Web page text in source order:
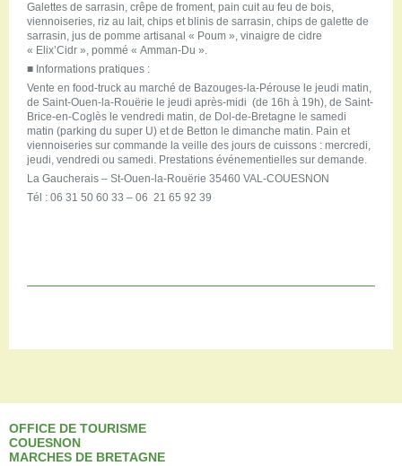
Documents à télécharger
Tourisme accessible
Venir en groupe
Espace Pro
Galettes de sarrasin, crêpe de froment, pain cuit au feu de bois,
viennoiseries, riz au lait, chips et blinis de sarrasin, chips de galette de
sarrasin, jus de pomme artisanal « Poum », vinaigre de cidre
« Elix’Cidr », pommé « Amman-Du ».
■ Informations pratiques :
Vente en food-truck au marché de Bazouges-la-Pérouse le jeudi matin,
de Saint-Ouen-la-Rouërie le jeudi après-midi (de 16h à 19h), de Saint-
Brice-en-Coglès le vendredi matin, de Dol-de-Bretagne le samedi
matin (parking du super U) et de Betton le dimanche matin. Pain et
viennoiseries sur commande la veille des jours de cuissons : mercredi,
jeudi, vendredi ou samedi. Prestations événementielles sur demande.
La Gaucherais – St-Ouen-la-Rouërie 35460 VAL-COUESNON
Tél : 06 31 50 60 33 – 06 21 65 92 39
OFFICE DE TOURISME
COUESNON
MARCHES DE BRETAGNE